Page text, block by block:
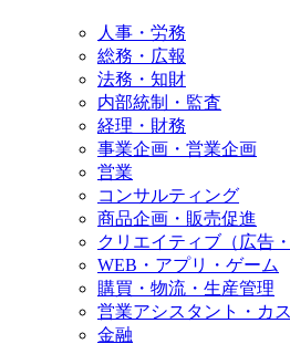
人事・労務
総務・広報
法務・知財
内部統制・監査
経理・財務
事業企画・営業企画
営業
コンサルティング
商品企画・販売促進
クリエイティブ（広告
WEB・アプリ・ゲーム
購買・物流・生産管理
営業アシスタント・カ
金融